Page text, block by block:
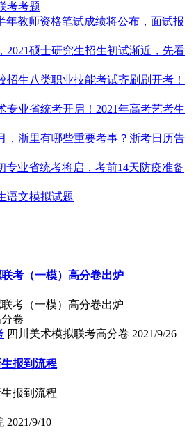
考考题
年教师资格笔试成绩将公布，面试报
2021硕士研究生招生初试渐近，先看
招生八类职业技能考试齐刷刷开考！
专业省统考开启！2021年高考艺考生
，浙里有哪些重要考事？浙考日历告
专业省统考将启，考前14天防疫准备
语文模拟试题
考（一模）高分卷出炉
考（一模）高分卷出炉
四川美术模拟联考高分卷 2021/9/26
报到流程
报到流程
2021/9/10